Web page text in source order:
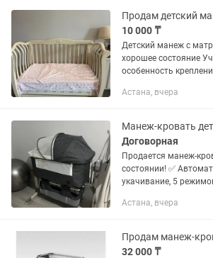
10 000 ₸
Детский манеж с
хорошее состояние Учтена
особенность
пластиковые стяжки
Астана, вчера
Манеж-кровать
Договорная
Продается манеж-
состоянии! ✅ Автоматическое
укачивание, 5
Можно включать
колыбельные...
Астана, вчера
32 000 ₸